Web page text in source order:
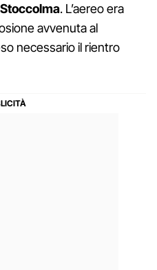
. L’aereo era
avvenuta al
necessario il rientro